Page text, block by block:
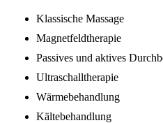
Klassische Massage
Magnetfeldtherapie
Passives und aktives
Ultraschalltherapie
Wärmebehandlung
Kältebehandlung